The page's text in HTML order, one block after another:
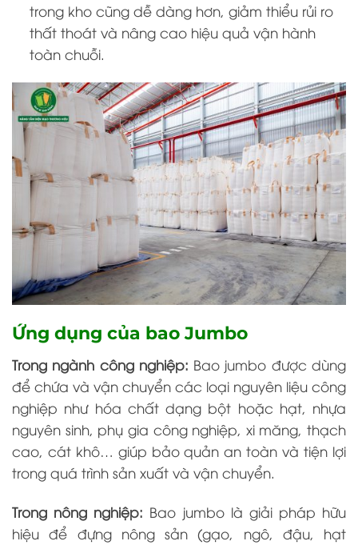
trong kho cũng dễ dàng hơn, giảm thiểu rủi ro
thất thoát và nâng cao hiệu quả vận hành
toàn chuỗi.
Ứng dụng của bao Jumbo
Trong ngành công nghiệp: Bao jumbo được dùng
để chứa và vận chuyển các loại nguyên liệu công
nghiệp như hóa chất dạng bột hoặc hạt, nhựa
nguyên sinh, phụ gia công nghiệp, xi măng, thạch
cao, cát khô… giúp bảo quản an toàn và tiện lợi
trong quá trình sản xuất và vận chuyển.
Trong nông nghiệp: Bao jumbo là giải pháp hữu
hiệu để đựng nông sản (gạo, ngô, đậu, hạt